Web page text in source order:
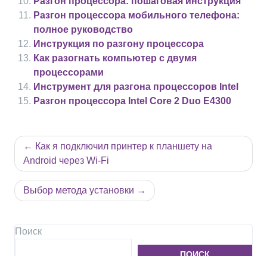
Разгон процессора мобильного телефона:
полное руководство
Инструкция по разгону процессора
Как разогнать компьютер с двумя
процессорами
Инструмент для разгона процессоров Intel
Разгон процессора Intel Core 2 Duo E4300
Навигация
по
записям
Как я подключил принтер к планшету на
Android через Wi-Fi
Выбор метода установки
Поиск